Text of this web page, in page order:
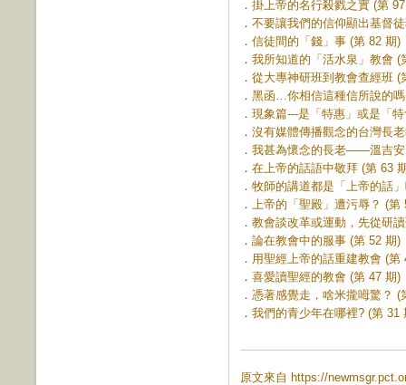
． 掛上帝的名行殺戮之實 (第
． 不要讓我們的信仰顯出基督
． 信徒間的「錢」事 (第 82 期)
． 我所知道的「活水泉」教會 (
． 從大專神研班到教會查經班 (
． 黑函…你相信這種信所說的
． 現象篇---是「特惠」或是「
． 沒有媒體傳播觀念的台灣長
． 我甚為懷念的長老——溫吉安
． 在上帝的話語中敬拜 (第 63
． 牧師的講道都是「上帝的話
． 上帝的「聖殿」遭污辱？ (第
． 教會談改革或運動，先從研
． 論在教會中的服事 (第 52 期)
． 用聖經上帝的話重建教會 (第
． 喜愛讀聖經的教會 (第 47 期)
． 憑著感覺走，啥米攏呣驚？ (
． 我們的青少年在哪裡? (第 31
原文來自 https://